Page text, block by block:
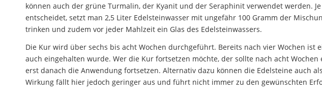
können auch der grüne Turmalin, der Kyanit und der Seraphinit verwendet werden.
entscheidet, setzt man 2,5 Liter Edelsteinwasser mit ungefähr 100 Gramm der
trinken und zudem vor jeder Mahlzeit ein Glas des Edelsteinwassers.
Die Kur wird über sechs bis acht Wochen durchgeführt. Bereits nach vier Wochen ist
auch eingehalten wurde. Wer die Kur fortsetzen möchte, der sollte nach acht
erst danach die Anwendung fortsetzen. Alternativ dazu können die Edelsteine auch
Wirkung fällt hier jedoch geringer aus und führt nicht immer zu den gewünschten